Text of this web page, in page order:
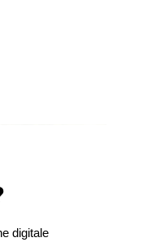
digitale